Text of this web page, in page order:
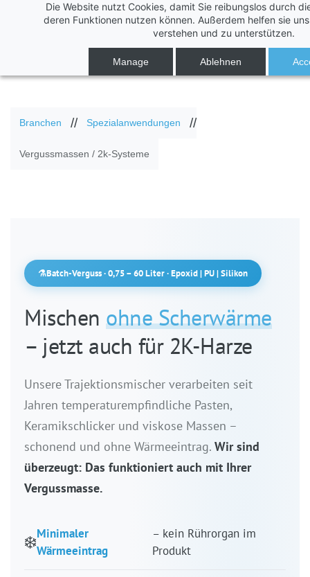
Die Website nutzt Cookies, damit Sie reibungslos durch
deren Funktionen nutzen können. Außerdem helfen sie
verstehen und zu unterstützen.
Manage Ablehnen
p
p
Branchen // Spezialanwendungen //
Vergussmassen / 2k-Systeme
Batch-Verguss · 0,75 – 60 Liter · Epoxid | PU | Silikon
Mischen ohne Scherwärme
– jetzt auch für 2K-Harze
Unsere Trajektionsmischer verarbeiten seit
Jahren temperaturempfindliche Pasten,
Keramikschlicker und viskose Massen –
schonend und ohne Wärmeeintrag. Wir sind
überzeugt: Das funktioniert auch mit Ihrer
Vergussmasse.
❄️Minimaler
Wärmeeintrag
– kein Rührorgan im
Produkt